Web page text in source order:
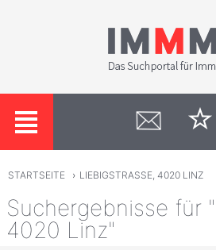
STARTSEITE › LIEBIGSTRASSE, 4020 LINZ
Suchergebnisse für
4020 Linz"